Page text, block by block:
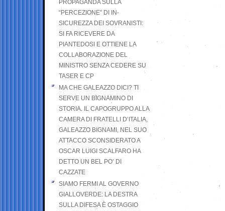
PROPAGANDA SULLA
“PERCEZIONE” DI IN-
SICUREZZA DEI SOVRANISTI:
SI FA RICEVERE DA
PIANTEDOSI E OTTIENE LA
COLLABORAZIONE DEL
MINISTRO SENZA CEDERE SU
TASER E CP
MA CHE GALEAZZO DICI? TI
SERVE UN BIGNAMINO DI
STORIA. IL CAPOGRUPPO ALLA
CAMERA DI FRATELLI D’ITALIA,
GALEAZZO BIGNAMI, NEL SUO
ATTACCO SCONSIDERATO A
OSCAR LUIGI SCALFARO HA
DETTO UN BEL PO’ DI
CAZZATE
SIAMO FERMI AL GOVERNO
GIALLOVERDE: LA DESTRA
SULLA DIFESA È OSTAGGIO